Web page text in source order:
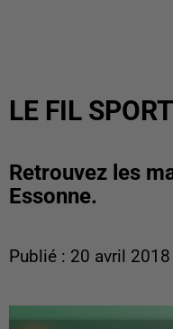
LE FIL
Retrouvez les
Essonne.
Publié : 20 avril 2018